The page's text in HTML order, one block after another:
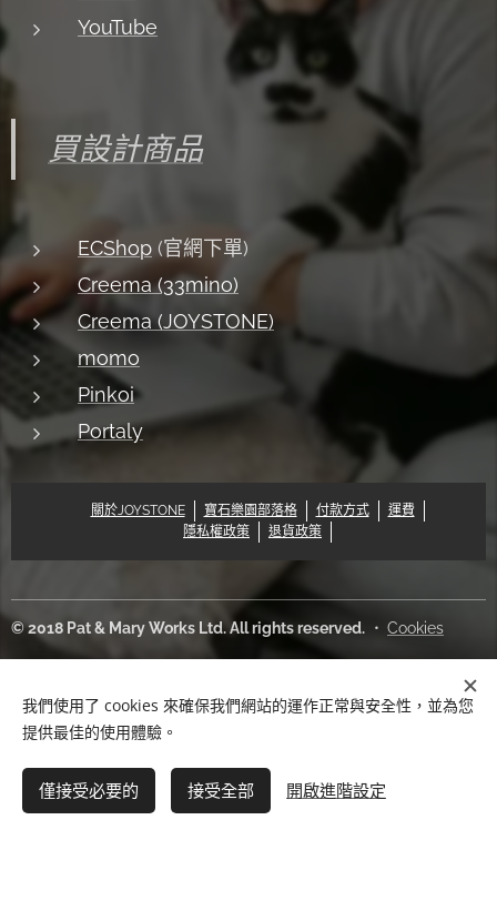
新增到購物車
YouTube
買設計商品
ECShop (官網下單)
Creema (33mino)
Creema (JOYSTONE)
momo
Pinkoi
Portaly
關於JOYSTONE 寶石樂園部落格 付款方式
運費
隱私權政策
退貨政策
© 2018 Pat & Mary Works Ltd. All rights reserved. Cookies
中文 (繁體)
English
我們使用了 cookies 來確保我們網站的運作正常與安全性，並為您
提供最佳的使用體驗。
僅接受必要的 接受全部 開啟進階設定